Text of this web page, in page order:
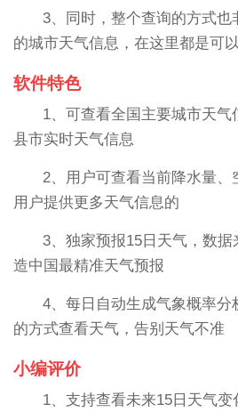
3、同时，整个查询的方式
的城市天气信息，在这里都是可以
软件特色
1、可查看全国主要城市天气
县市实时天气信息
2、用户可查看当前降水量
用户提供更多天气信息的
3、独家预报15日天气，数
造中国最精准天气预报
4、每日自动生成气象概率分
的方式查看天气，告别天气不准
小编评价
1、支持查看未来15日天气